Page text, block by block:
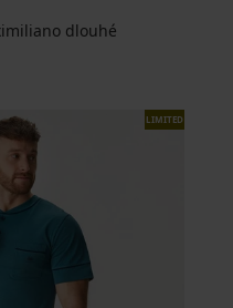
dlouhé
LIMITED